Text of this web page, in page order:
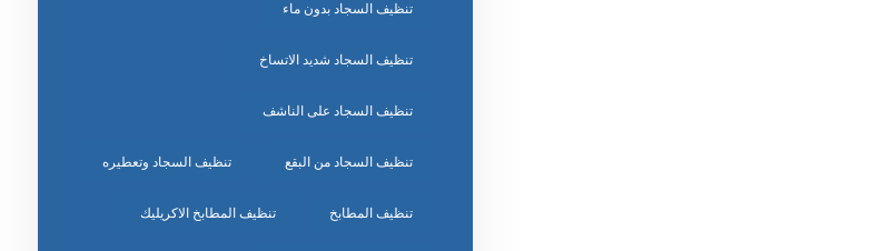
تنظيف السجاد بدون ماء
تنظيف السجاد شديد الاتساخ
تنظيف السجاد على الناشف
تنظيف السجاد من البقع تنظيف السجاد وتعطيره
تنظيف المطابخ تنظيف المطابخ الاكريليك